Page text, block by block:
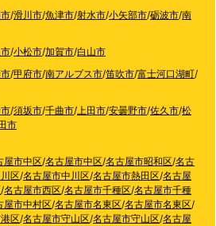
/滑川市/魚津市/射水市/小矢部市/砺波市/南
/小松市/加賀市/白山市
/甲府市/南アルプス市/笛吹市/富士河口湖町/
/須坂市/千曲市/上田市/安曇野市/佐久市/松
市
屋市中区/名古屋市中区/名古屋市昭和区/名古
区/名古屋市中川区/名古屋市熱田区/名古屋
/名古屋市西区/名古屋市千種区/名古屋市千種
屋市中村区/名古屋市名東区/名古屋市名東区/
区/名古屋市守山区/名古屋市守山区/名古屋